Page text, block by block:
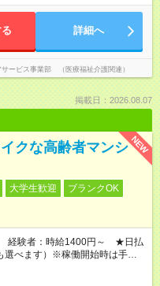
詳細へ
ービス事業部 （医療福祉介護関連）
掲載日：2026.08.07
NEW
クな高齢者マンシ
大学生歓迎
ブランクOK
経験者：時給1400円～ ★日払
べます）※稼働開始時は手続き